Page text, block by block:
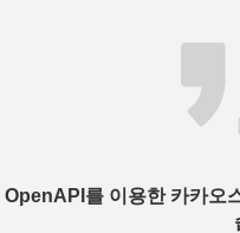
OpenAPI를 이용한 카카오